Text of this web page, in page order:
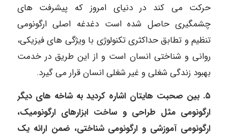
حرکت می کند در دنیای امروز که پیشرفت های
چشمگیری حاصل شده است دغدغه اصلی ارگونومی
تنظیم و تطابق حداکثری تکنولوژی با ویژگی های فیزیکی،
روانی و شناختی انسان است و از این طریق در خدمت
بهبود زندگی شغلی و غیر شغلی انسان قرار می گیرد.
۵. بین صحبت هایتان اشاره کردید به شاخه های دیگر
ارگونومی مثل طراحی و ساخت ابزارهای ارگونومیک،
ارگونومی آموزشی و ارگونومی شناختی، ضمن ارائه یک